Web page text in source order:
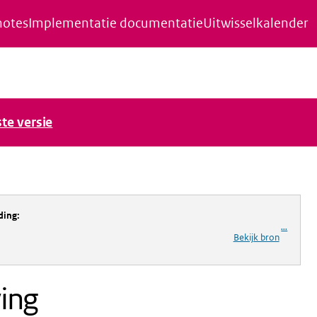
Implementatie documentatieUitwisselkalender
versie
:
Bekijk bron
...